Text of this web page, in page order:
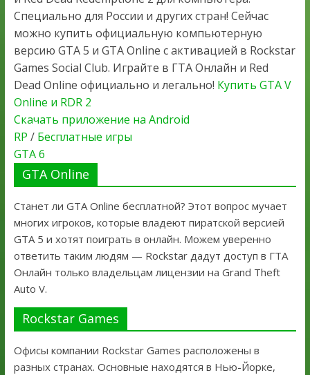
Специально для России и других стран! Сейчас
можно купить официальную компьютерную
версию GTA 5 и GTA Online с активацией в Rockstar
Games Social Club. Играйте в ГТА Онлайн и Red
Dead Online официально и легально! Купить GTA V
Online и RDR 2
Скачать приложение на Android
RP / Бесплатные игры
GTA 6
GTA Online
Станет ли GTA Online бесплатной? Этот вопрос мучает
многих игроков, которые владеют пиратской версией
GTA 5 и хотят поиграть в онлайн. Можем уверенно
ответить таким людям — Rockstar дадут доступ в ГТА
Онлайн только владельцам лицензии на Grand Theft
Auto V.
Rockstar Games
Офисы компании Rockstar Games расположены в
разных странах. Основные находятся в Нью-Йорке,